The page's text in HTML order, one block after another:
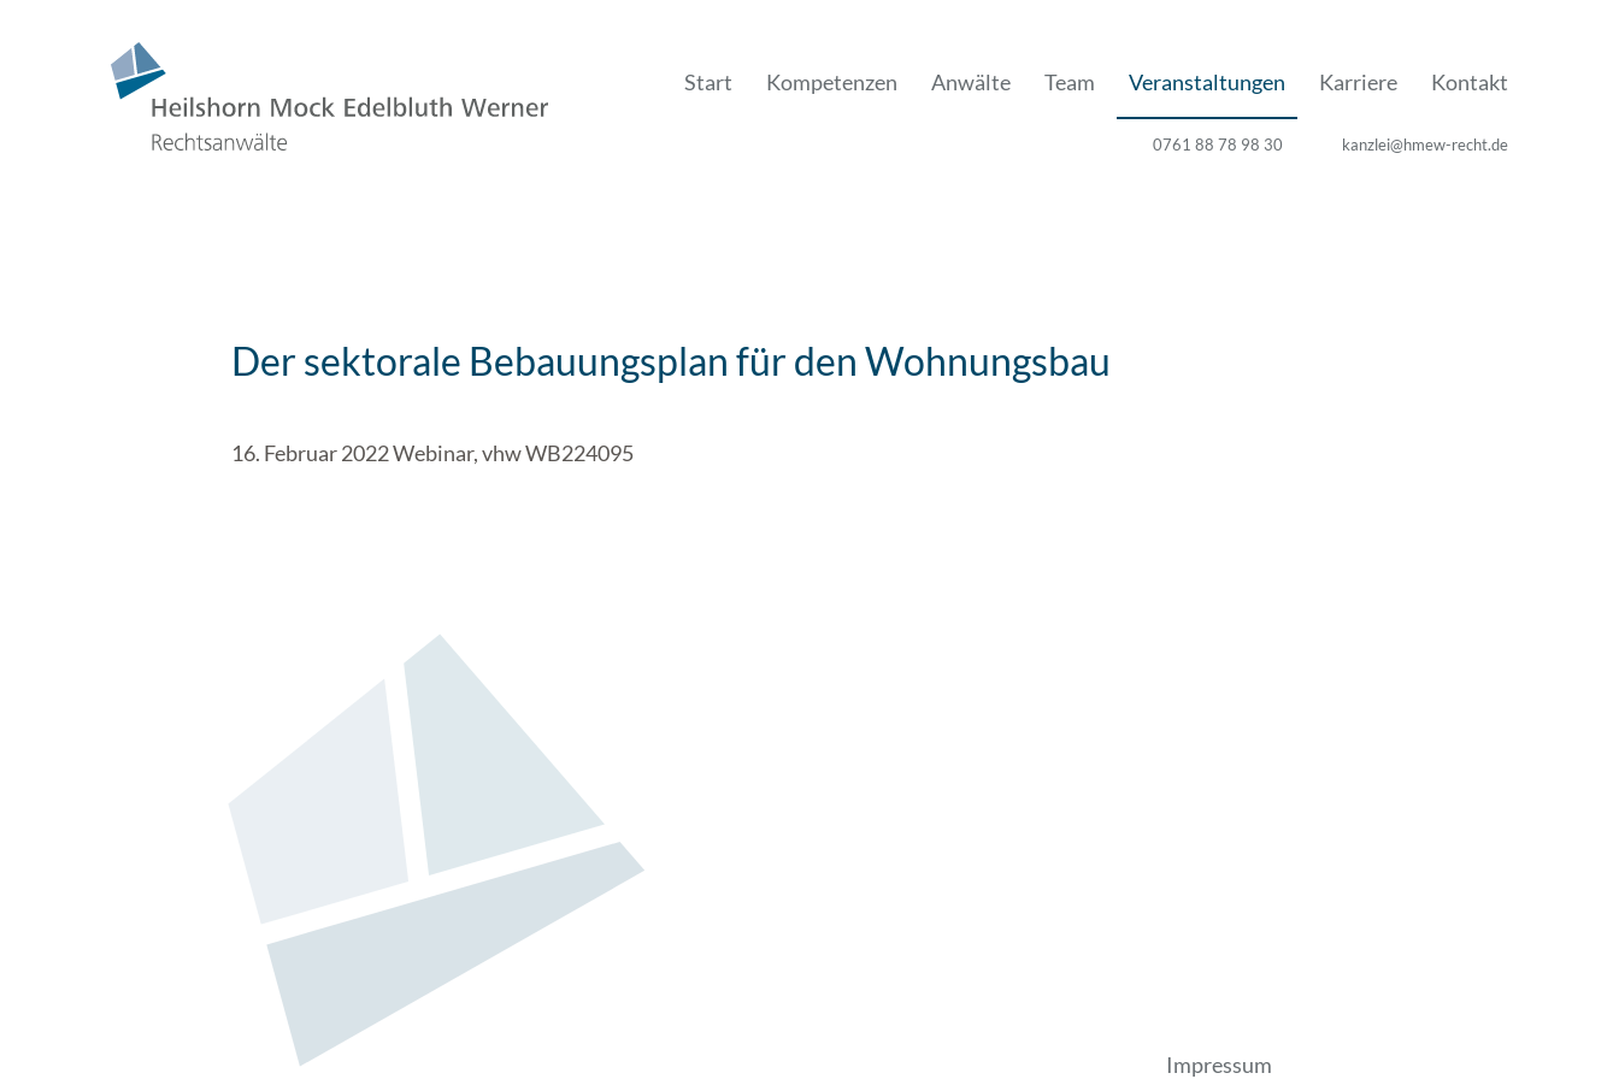
Start Kompetenzen Anwälte Team Veranstaltungen Karriere Kontakt
0761 88 78 98 30 kanzlei@hmew-recht.de
Der sektorale Bebauungsplan für den Wohnungsbau
16. Februar 2022 Webinar, vhw WB224095
Impressum